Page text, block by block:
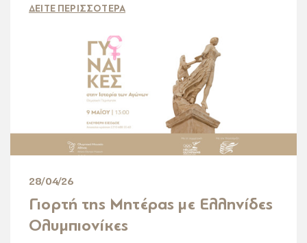
ΔΕΙΤΕ ΠΕΡΙΣΣΟΤΕΡΑ
28/04/26
Γιορτή της Μητέρας με Ελληνίδες
Ολυμπιονίκες